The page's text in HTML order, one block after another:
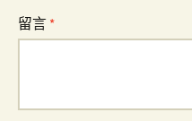
留言 *